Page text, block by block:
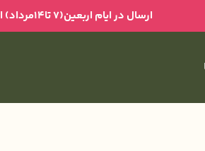
ارسال در ایام اربعین(۷ تا۱۴مرداد) انجام نمی‌شود